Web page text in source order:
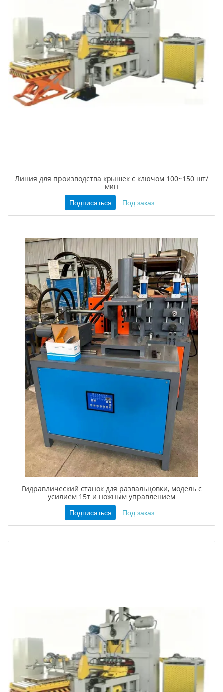
Линия для производства крышек с ключом 100~150 шт/
мин
Подписаться Под заказ
Гидравлический станок для развальцовки, модель с
усилием 15т и ножным управлением
Подписаться Под заказ